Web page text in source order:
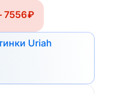
7556 ₽
Uriah